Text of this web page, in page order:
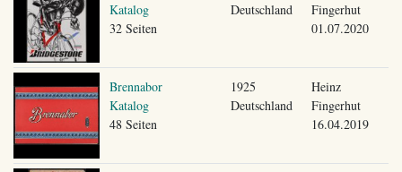
Katalog
32 Seiten
Deutschland
Fingerhut
01.07.2020
Brennabor
Katalog
48 Seiten
1925
Deutschland
Heinz
Fingerhut
16.04.2019